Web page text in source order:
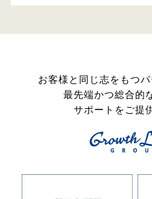
お客様と同じ志をもつパ
最先端かつ総合的
サポートをご提